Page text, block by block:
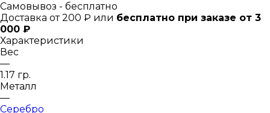
Самовывоз - бесплатно
Доставка от 200 ₽ или бесплатно при заказе от 3
000 ₽
Характеристики
Вес
—
1.17 гр.
Металл
—
Серебро